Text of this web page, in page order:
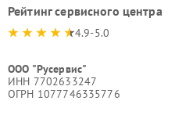
Рейтинг сервисного центра
4.9-5.0
ООО "Русервис"
ИНН 7702633247
ОГРН 1077746335776